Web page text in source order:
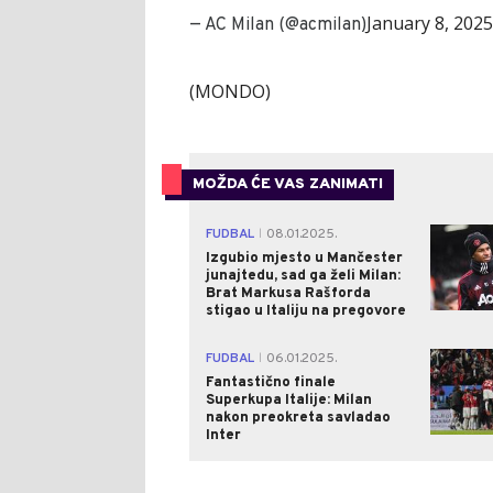
— AC Milan (@acmilan)January 8, 2025
(MONDO)
MOŽDA ĆE VAS ZANIMATI
FUDBAL
08.01.2025.
Izgubio mjesto u Mančester
junajtedu, sad ga želi Milan:
Brat Markusa Rašforda
stigao u Italiju na pregovore
FUDBAL
06.01.2025.
Fantastično finale
Superkupa Italije: Milan
nakon preokreta savladao
Inter